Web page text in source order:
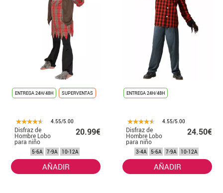
ENTREGA 24H/48H SUPERVENTAS
4.55/5.00
Disfraz de
Hombre Lobo
para niño
20.99€
5-6A 7-9A 10-12A
AÑADIR
ENTREGA 24H/48H
4.55/5.00
Disfraz de
Hombre Lobo
para niño
24.50€
3-4A 5-6A 7-9A 10-12A
AÑADIR